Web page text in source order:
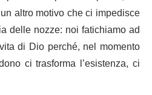
altro motivo che ci impedisce
delle nozze: noi fatichiamo ad
di Dio perché, nel momento
ci trasforma l’esistenza, ci